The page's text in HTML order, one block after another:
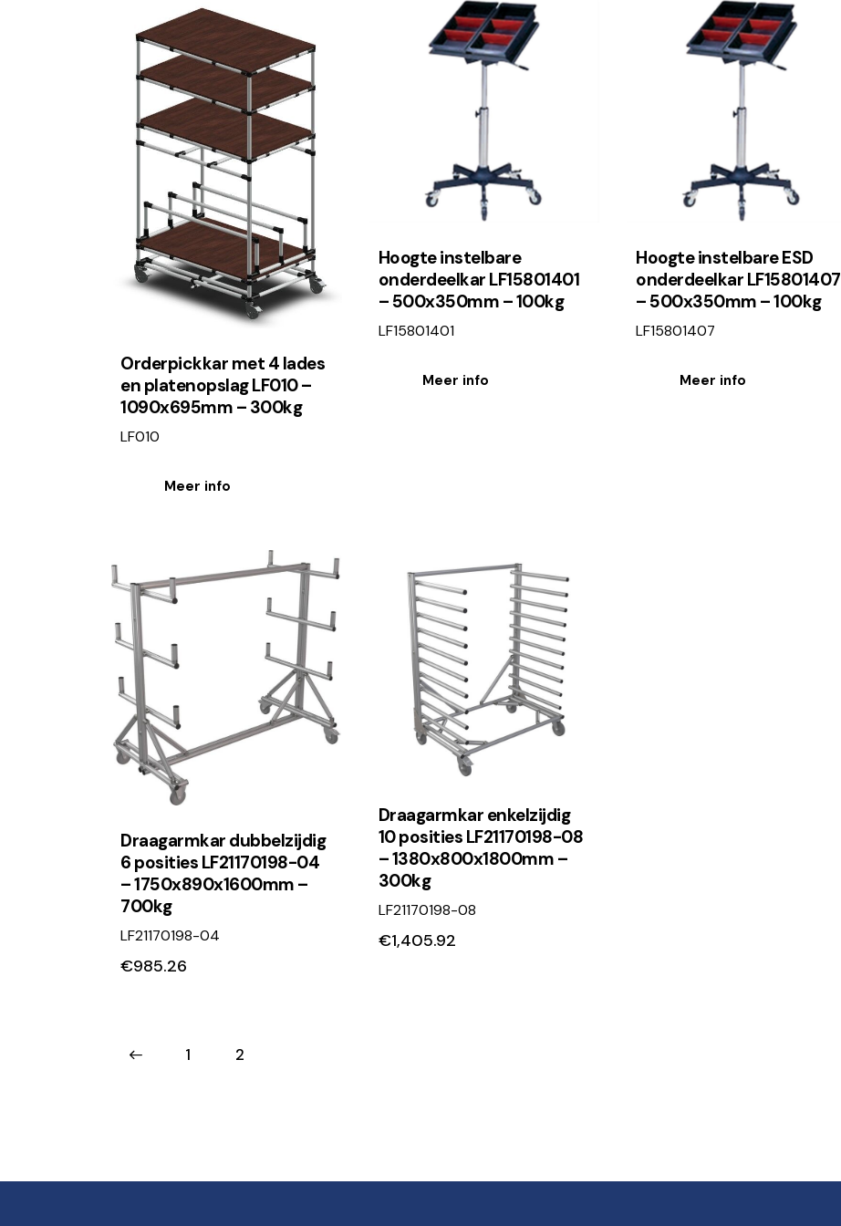
Orderpickkar met 4 lades
en platenopslag LF010 –
1090x695mm – 300kg
LF010
Meer info
Hoogte instelbare
onderdeelkar LF15801401
– 500x350mm – 100kg
LF15801401
Meer info
Hoogte instelbare ESD
onderdeelkar LF15801407
– 500x350mm – 100kg
LF15801407
Meer info
Draagarmkar dubbelzijdig
6 posities LF21170198-04
– 1750x890x1600mm –
700kg
LF21170198-04
€985.26
Draagarmkar enkelzijdig
10 posities LF21170198-08
– 1380x800x1800mm –
300kg
LF21170198-08
€1,405.92
1 2